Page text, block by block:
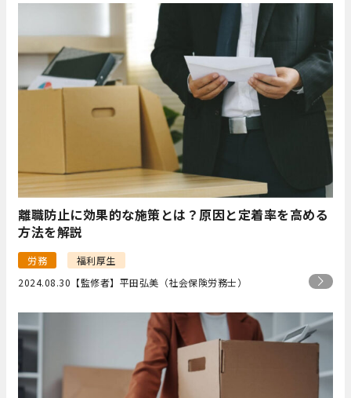
離職防止に効果的な施策とは？原因と定着率を高める
方法を解説
労務
福利厚生
2024.08.30 【監修者】平田弘美（社会保険労務士）